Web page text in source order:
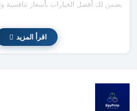
يضمن لك أفضل الخيارات بأسعار تنافسية
اقرأ المزيد